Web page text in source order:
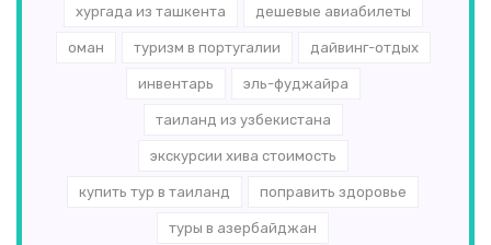
хургада из ташкента дешевые авиабилеты
оман туризм в португалии дайвинг-отдых
инвентарь эль-­фуджайра
таиланд из узбекистана
экскурсии хива стоимость
купить тур в таиланд поправить здоровье
туры в азербайджан